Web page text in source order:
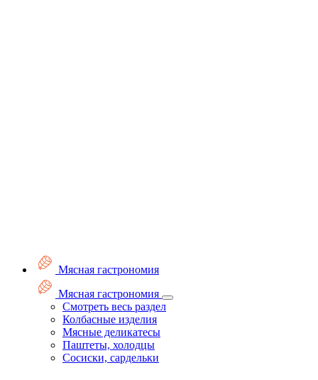
Мясная гастрономия
Мясная гастрономия
Смотреть весь раздел
Колбасные изделия
Мясные деликатесы
Паштеты, холодцы
Сосиски, сардельки